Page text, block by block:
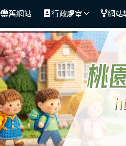
興國國小
舊網站 行政處室 網站